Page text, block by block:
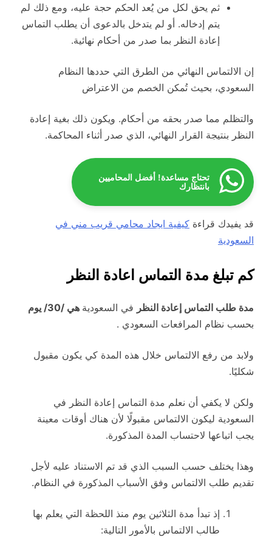
ثم يحق لكل من يُعد الحكم حجة عليه، ومع ذلك لم
يتم إدخاله. أو لم يتدخل بالدعوى أن يطلب التماس
إعادة النظر بما صدر من أحكام نهائية.
إن الالتماس النهائي من الطرق التي حددها النظام
السعودي، بحيث تُمكن الخصم من الاعتراض
والتظلم مما صدر بحقه من أحكام. ويكون ذلك بغية إعادة
النظر بنتيجة القرار النهائي، الذي صدر أثناء المحاكمة.
تحتاج مساعدة! أفضل المحاميين
بانتظارك
قد يفيدك قراءة كيفية ايجاد محامي قريب مني في
السعودية
كم تبلغ مدة التماس اعادة النظر
مدة طلب التماس إعادة النظر في السعودية هي /30/ يوم
بحسب نظام المرافعات السعودي .
ولابد من رفع الالتماس خلال هذه المدة كي يكون مقبول
شكليًا.
ولكن لا يكفي أن نعلم مدة التماس إعادة النظر في
السعودية ليكون الالتماس مقبولًا لأن هناك أوقات معينة
يجب اتباعها لاحتساب المدة المذكورة.
وهذا يختلف حسب السبب الذي قد تم الاستناد عليه لأجل
تقديم طلب الالتماس وفق الأسباب المذكورة في النظام.
إذ تبدأ مدة الثلاثين يوم منذ اللحظة التي يعلم بها
طالب الالتماس بالأمور التالية: